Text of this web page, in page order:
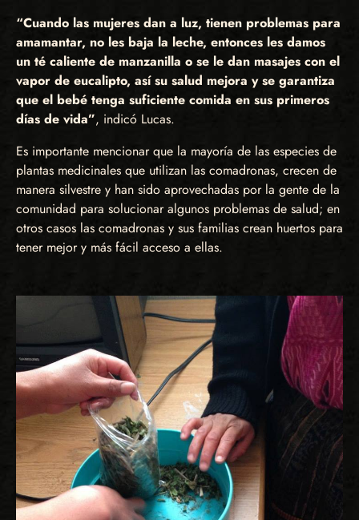
“Cuando las mujeres dan a luz, tienen problemas para
amamantar, no les baja la leche, entonces les damos
un té caliente de manzanilla o se le dan masajes con el
vapor de eucalipto, así su salud mejora y se garantiza
que el bebé tenga suficiente comida en sus primeros
días de vida”, indicó Lucas.
Es importante mencionar que la mayoría de las especies de
plantas medicinales que utilizan las comadronas, crecen de
manera silvestre y han sido aprovechadas por la gente de la
comunidad para solucionar algunos problemas de salud; en
otros casos las comadronas y sus familias crean huertos para
tener mejor y más fácil acceso a ellas.